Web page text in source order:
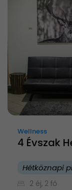
Wellness
4 Évszak
Hétköznapi
2 éj, 2 fő